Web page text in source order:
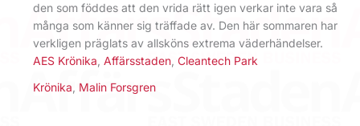
den som föddes att den vrida rätt igen verkar inte vara så
många som känner sig träffade av. Den här sommaren har
verkligen präglats av allsköns extrema väderhändelser.
AES Krönika Affärsstaden Cleantech Park
Krönika Malin Forsgren